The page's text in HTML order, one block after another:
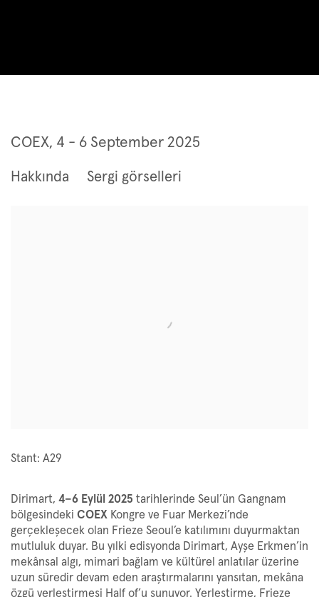
Frieze Seoul 2025
COEX, 4 - 6 September 2025
Hakkında Sergi görselleri
Stant: A29
Dirimart, 4–6 Eylül 2025 tarihlerinde Seul’ün Gangnam
bölgesindeki COEX Kongre ve Fuar Merkezi’nde
gerçekleşecek olan Frieze Seoul’e katılımını duyurmaktan
mutluluk duyar. Bu yılki edisyonda Dirimart, Ayşe Erkmen’in
mekânsal algı, mimari bağlam ve kültürel anlatılar üzerine
uzun süredir devam eden araştırmalarını yansıtan, mekâna
özgü yerleştirmesi Half of’u sunuyor. Yerleştirme, Frieze